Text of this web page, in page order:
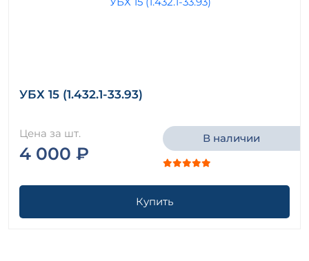
УБХ 15 (1.432.1-33.93)
Цена за шт.
4 000 ₽
В наличии
Купить